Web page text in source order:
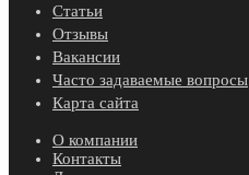
Статьи
Отзывы
Вакансии
Часто задаваемые вопросы
Карта сайта
О компании
Контакты